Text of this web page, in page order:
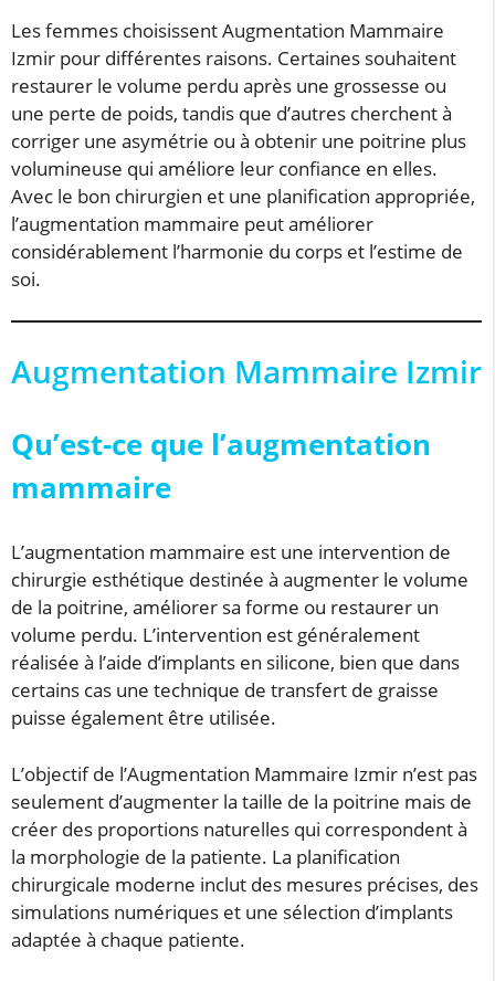
Les femmes choisissent Augmentation Mammaire
Izmir pour différentes raisons. Certaines souhaitent
restaurer le volume perdu après une grossesse ou
une perte de poids, tandis que d’autres cherchent à
corriger une asymétrie ou à obtenir une poitrine plus
volumineuse qui améliore leur confiance en elles.
Avec le bon chirurgien et une planification appropriée,
l’augmentation mammaire peut améliorer
considérablement l’harmonie du corps et l’estime de
soi.
Augmentation Mammaire Izmir
Qu’est-ce que l’augmentation
mammaire
L’augmentation mammaire est une intervention de
chirurgie esthétique destinée à augmenter le volume
de la poitrine, améliorer sa forme ou restaurer un
volume perdu. L’intervention est généralement
réalisée à l’aide d’implants en silicone, bien que dans
certains cas une technique de transfert de graisse
puisse également être utilisée.
L’objectif de l’Augmentation Mammaire Izmir n’est pas
seulement d’augmenter la taille de la poitrine mais de
créer des proportions naturelles qui correspondent à
la morphologie de la patiente. La planification
chirurgicale moderne inclut des mesures précises, des
simulations numériques et une sélection d’implants
adaptée à chaque patiente.